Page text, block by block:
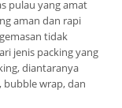
pulau yang amat
aman dan rapi
tidak
jenis packing yang
diantaranya
bubble wrap, dan